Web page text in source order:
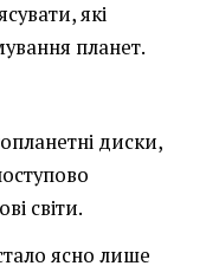
які
планет.
диски,
світи.
ясно лише